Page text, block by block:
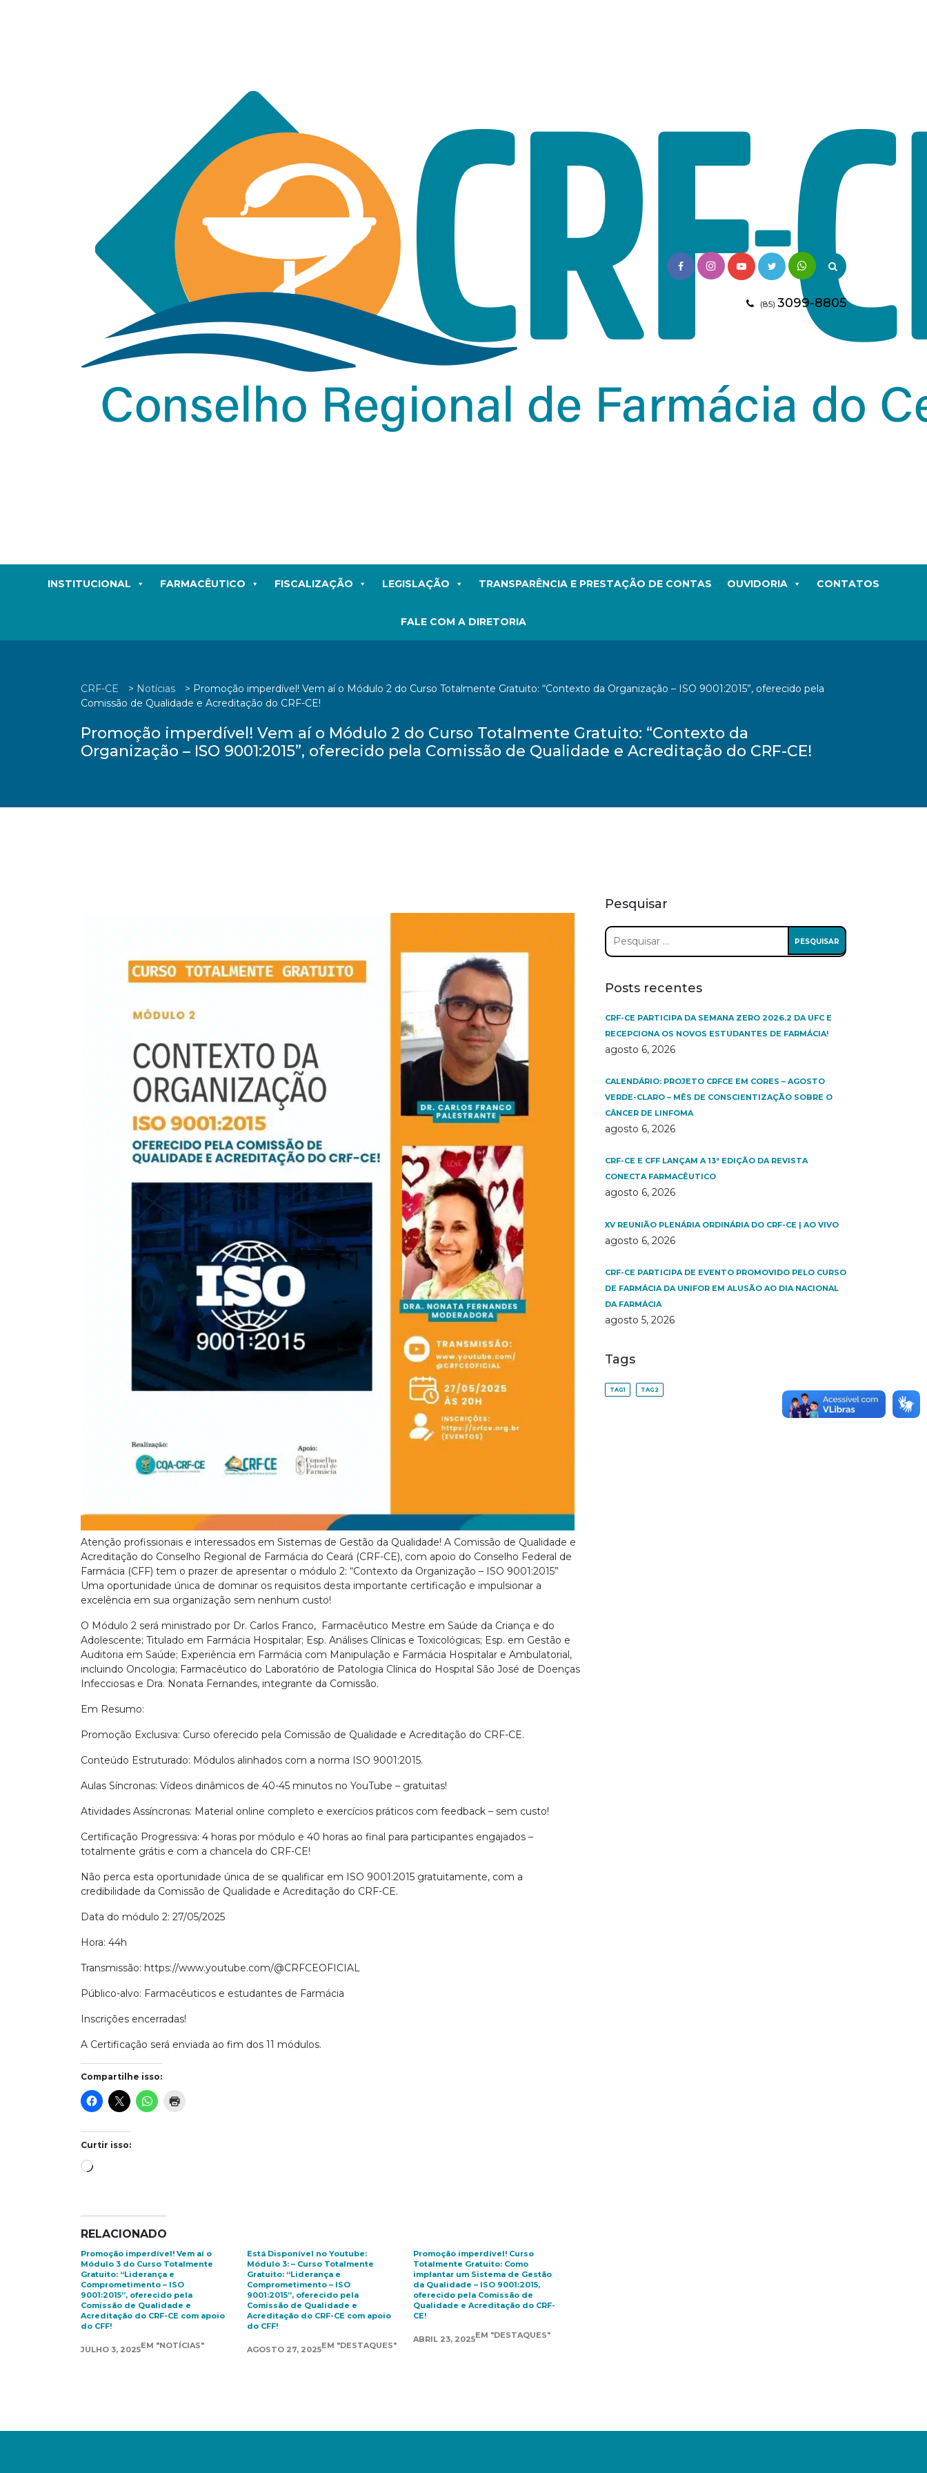
(85) 3099-8805
INSTITUCIONAL FARMACÊUTICO FISCALIZAÇÃO LEGISLAÇÃO TRANSPARÊNCIA E PRESTAÇÃO DE CONTAS OUVIDORIA CONTATOS
FALE COM A DIRETORIA
CRF-CE > Notícias > Promoção imperdível! Vem aí o Módulo 2 do Curso Totalmente Gratuito: “Contexto da Organização – ISO 9001:2015”, oferecido pela
Comissão de Qualidade e Acreditação do CRF-CE!
Promoção imperdível! Vem aí o Módulo 2 do Curso Totalmente Gratuito: “Contexto da
Organização – ISO 9001:2015”, oferecido pela Comissão de Qualidade e Acreditação do CRF-CE!
Atenção profissionais e interessados em Sistemas de Gestão da Qualidade! A Comissão de Qualidade e
Acreditação do Conselho Regional de Farmácia do Ceará (CRF-CE), com apoio do Conselho Federal de
Farmácia (CFF) tem o prazer de apresentar o módulo 2: “Contexto da Organização – ISO 9001:2015”
Uma oportunidade única de dominar os requisitos desta importante certificação e impulsionar a
excelência em sua organização sem nenhum custo!
O Módulo 2 será ministrado por Dr. Carlos Franco, Farmacêutico Mestre em Saúde da Criança e do
Adolescente; Titulado em Farmácia Hospitalar; Esp. Análises Clínicas e Toxicológicas; Esp. em Gestão e
Auditoria em Saúde; Experiência em Farmácia com Manipulação e Farmácia Hospitalar e Ambulatorial,
incluindo Oncologia; Farmacêutico do Laboratório de Patologia Clínica do Hospital São José de Doenças
Infecciosas e Dra. Nonata Fernandes, integrante da Comissão.
Em Resumo:
Promoção Exclusiva: Curso oferecido pela Comissão de Qualidade e Acreditação do CRF-CE.
Conteúdo Estruturado: Módulos alinhados com a norma ISO 9001:2015.
Aulas Síncronas: Vídeos dinâmicos de 40-45 minutos no YouTube – gratuitas!
Atividades Assíncronas: Material online completo e exercícios práticos com feedback – sem custo!
Certificação Progressiva: 4 horas por módulo e 40 horas ao final para participantes engajados –
totalmente grátis e com a chancela do CRF-CE!
Não perca esta oportunidade única de se qualificar em ISO 9001:2015 gratuitamente, com a
credibilidade da Comissão de Qualidade e Acreditação do CRF-CE.
Data do módulo 2: 27/05/2025
Hora: 44h
Transmissão: https://www.youtube.com/@CRFCEOFICIAL
Público-alvo: Farmacêuticos e estudantes de Farmácia
Inscrições encerradas!
A Certificação será enviada ao fim dos 11 módulos.
Compartilhe isso:
Curtir isso:
Carregando...
RELACIONADO
Promoção imperdível! Vem aí o
Módulo 3 do Curso Totalmente
Gratuito: “Liderança e
Comprometimento – ISO
9001:2015”, oferecido pela
Comissão de Qualidade e
Acreditação do CRF-CE com apoio
do CFF!
JULHO 3, 2025EM "NOTÍCIAS"
Está Disponível no Youtube:
Módulo 3: – Curso Totalmente
Gratuito: “Liderança e
Comprometimento – ISO
9001:2015”, oferecido pela
Comissão de Qualidade e
Acreditação do CRF-CE com apoio
do CFF!
AGOSTO 27, 2025EM "DESTAQUES"
Promoção imperdível! Curso
Totalmente Gratuito: Como
implantar um Sistema de Gestão
da Qualidade – ISO 9001:2015,
oferecido pela Comissão de
Qualidade e Acreditação do CRF-
CE!
ABRIL 23, 2025EM "DESTAQUES"
Pesquisar
Pesquisar
por:
Posts recentes
CRF-CE PARTICIPA DA SEMANA ZERO 2026.2 DA UFC E
RECEPCIONA OS NOVOS ESTUDANTES DE FARMÁCIA!
agosto 6, 2026
CALENDÁRIO: PROJETO CRFCE EM CORES – AGOSTO
VERDE-CLARO – MÊS DE CONSCIENTIZAÇÃO SOBRE O
CÂNCER DE LINFOMA
agosto 6, 2026
CRF-CE E CFF LANÇAM A 13ª EDIÇÃO DA REVISTA
CONECTA FARMACÊUTICO
agosto 6, 2026
XV REUNIÃO PLENÁRIA ORDINÁRIA DO CRF-CE | AO VIVO
agosto 6, 2026
CRF-CE PARTICIPA DE EVENTO PROMOVIDO PELO CURSO
DE FARMÁCIA DA UNIFOR EM ALUSÃO AO DIA NACIONAL
DA FARMÁCIA
agosto 5, 2026
Tags
TAG1 TAG2